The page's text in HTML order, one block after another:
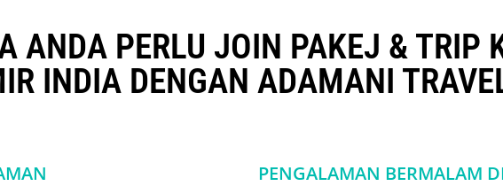
ANDA PERLU JOIN PAKEJ & TRIP
INDIA DENGAN ADAMANI
PENGALAMAN BERMALAM